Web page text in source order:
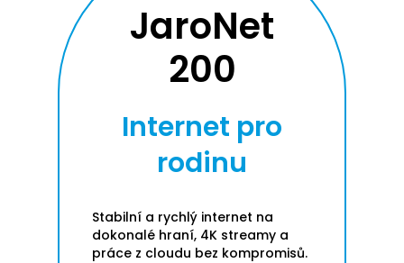
JaroNet
200
Internet pro
rodinu
Stabilní a rychlý internet na
dokonalé hraní, 4K streamy a
práce z cloudu bez kompromisů.